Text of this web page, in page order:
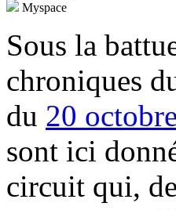
Myspace
Sous la
chroniques
du 20
sont ici
circuit qui,